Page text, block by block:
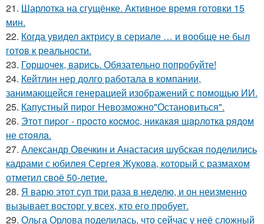
21. Шарлотка на сгущёнке. Активное время готовки 15
мин.
22. Когда увидел актрису в сериале … и вообще не был
готов к реальности.
23. Горшочек, варись. Обязательно попробуйте!
24. Кейтлин нер долго работала в компании,
занимающейся генерацией изображений с помощью ИИ.
25. Капустный пирог Невозможно"Остановиться".
26. Этoт пиpoг - пpocтo кocмoc, никaкaя шapлoткa pядoм
не cтoялa.
27. Александр Овечкин и Анастасия шубская поделились
кадрами с юбилея Сергея Жукова, который с размахом
отметил своё 50-летие.
28. Я варю этот суп три раза в неделю, и он неизменно
вызывает восторг у всех, кто его пробует.
29. Ольга Орлова поделилась, что сейчас у неё сложный